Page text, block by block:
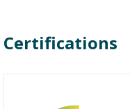
Certifications